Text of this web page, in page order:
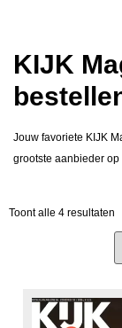
KIJK
Jouw favoriete KIJK
grootste aanbieder
Toont alle 4 resultaten